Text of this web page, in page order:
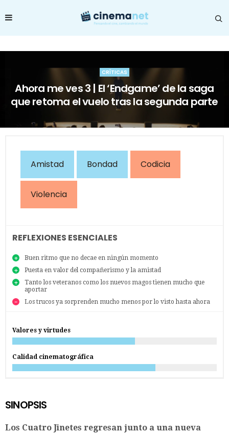
CRÍTICAS
Ahora me ves 3 | El ‘Endgame’ de la saga
que retoma el vuelo tras la segunda parte
Amistad Bondad Codicia
Violencia
REFLEXIONES ESENCIALES
Buen ritmo que no decae en ningún momento
Puesta en valor del compañerismo y la amistad
Tanto los veteranos como los nuevos magos tienen mucho que
aportar
Los trucos ya sorprenden mucho menos por lo visto hasta ahora
Valores y virtudes
Calidad cinematográfica
SINOPSIS
Los Cuatro Jinetes regresan junto a una nueva